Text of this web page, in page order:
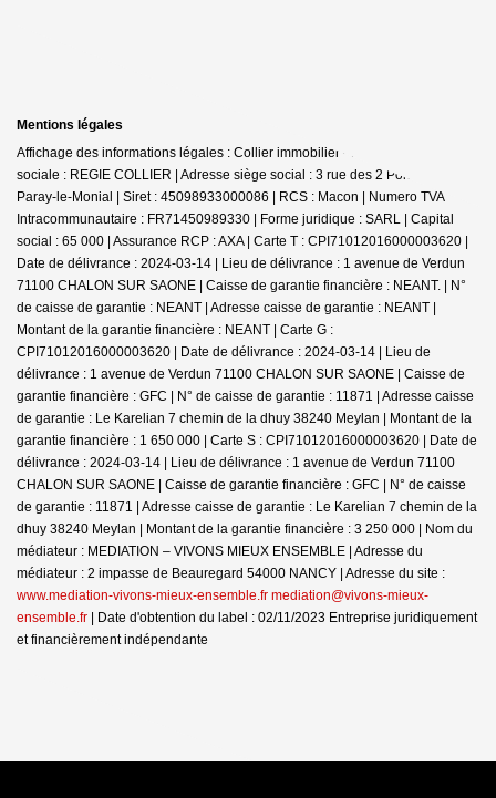
Mentions légales
Affichage des informations légales : Collier immobilier - Paray | Raison
sociale : REGIE COLLIER | Adresse siège social : 3 rue des 2 Ponts - 71600
Paray-le-Monial | Siret : 45098933000086 | RCS : Macon | Numero TVA
Intracommunautaire : FR71450989330 | Forme juridique : SARL | Capital
social : 65 000 | Assurance RCP : AXA | Carte T : CPI71012016000003620 |
Date de délivrance : 2024-03-14 | Lieu de délivrance : 1 avenue de Verdun
71100 CHALON SUR SAONE | Caisse de garantie financière : NEANT. | N°
de caisse de garantie : NEANT | Adresse caisse de garantie : NEANT |
Montant de la garantie financière : NEANT | Carte G :
CPI71012016000003620 | Date de délivrance : 2024-03-14 | Lieu de
délivrance : 1 avenue de Verdun 71100 CHALON SUR SAONE | Caisse de
garantie financière : GFC | N° de caisse de garantie : 11871 | Adresse caisse
de garantie : Le Karelian 7 chemin de la dhuy 38240 Meylan | Montant de la
garantie financière : 1 650 000 | Carte S : CPI71012016000003620 | Date de
délivrance : 2024-03-14 | Lieu de délivrance : 1 avenue de Verdun 71100
CHALON SUR SAONE | Caisse de garantie financière : GFC | N° de caisse
de garantie : 11871 | Adresse caisse de garantie : Le Karelian 7 chemin de la
dhuy 38240 Meylan | Montant de la garantie financière : 3 250 000 | Nom du
médiateur : MEDIATION – VIVONS MIEUX ENSEMBLE | Adresse du
médiateur : 2 impasse de Beauregard 54000 NANCY | Adresse du site :
www.mediation-vivons-mieux-ensemble.fr mediation@vivons-mieux-
ensemble.fr | Date d'obtention du label : 02/11/2023 Entreprise juridiquement
et financièrement indépendante